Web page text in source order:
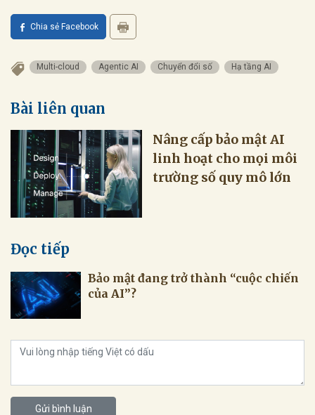
Chia sẻ Facebook
Multi-cloud Agentic AI Chuyển đổi số Hạ tầng AI
Bài liên quan
Nâng cấp bảo mật AI
linh hoạt cho mọi môi
trường số quy mô lớn
Đọc tiếp
Bảo mật đang trở thành “cuộc chiến
của AI”?
Gửi bình luận